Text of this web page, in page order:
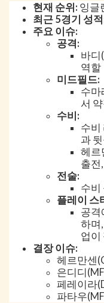
현재 순위: 잉글
최근 5경기 성
주요 이슈:
공격:
바디
역할
미드필드:
수마
서
수비:
수비
과
헤르
출전
전술:
수비
플레이 스
공격
하며
업이
결장 이슈:
헤르만
은디디
페레이
파타우